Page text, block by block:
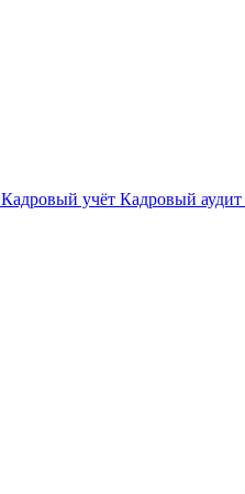
Кадровый учёт Кадровый аудит